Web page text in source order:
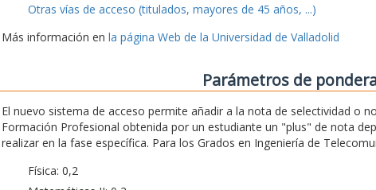
Otras vías de acceso (titulados, mayores de 45 años, ...)
Más información en la página Web de la Universidad de Valladolid
Parámetros de
El nuevo sistema de acceso permite añadir a la nota de selectividad o
Formación Profesional obtenida por un estudiante un "plus" de nota
realizar en la fase específica. Para los Grados en Ingeniería de
Física: 0,2